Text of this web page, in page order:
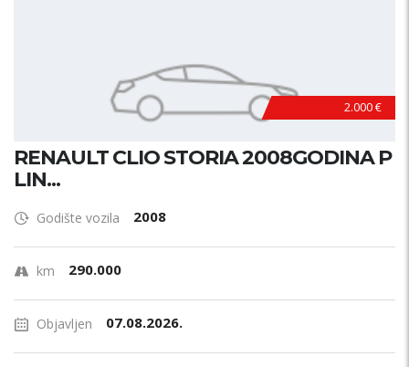
2.000 €
RENAULT CLIO STORIA 2008GODINA P
LIN...
Godište vozila 2008
km 290.000
Objavljen 07.08.2026.